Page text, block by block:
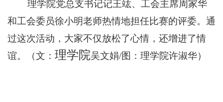
理学院党总支书记记王竑、工会主席周家华
和工会委员徐小明老师热情地担任比赛的评委。通
过这次活动，大家不仅放松了心情，还增进了情
谊。
（文： 理学院吴文娟/图 ：理学院许淑华）